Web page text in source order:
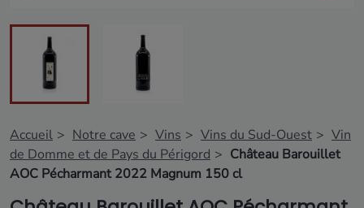
Accueil Notre cave Vins Vins du Sud-Ouest
Vin
de Domme et de Pays du Périgord
Château Barouillet
AOC Pécharmant 2022 Magnum 150 cl